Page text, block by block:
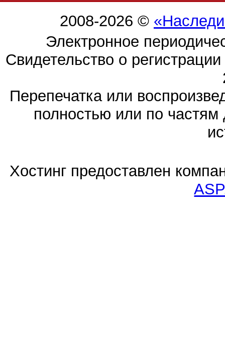
2008-2026 ©
Электронное
Свидетельство о
Перепечатка или
полностью или по частям
Хостинг предоставлен